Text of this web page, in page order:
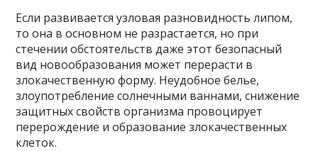
Если развивается узловая разновидность липом,
то она в основном не разрастается, но при
стечении обстоятельств даже этот безопасный
вид новообразования может перерасти в
злокачественную форму. Неудобное белье,
злоупотребление солнечными ваннами, снижение
защитных свойств организма провоцирует
перерождение и образование злокачественных
клеток.